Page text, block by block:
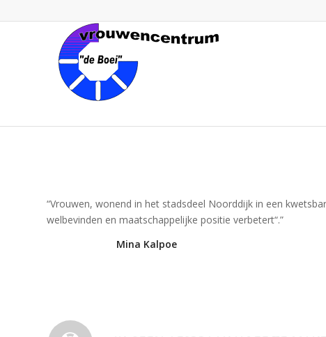
“Vrouwen, wonend in het stadsdeel Noorddijk in een
welbevinden en maatschappelijke positie verbetert“.”
Mina Kalpoe